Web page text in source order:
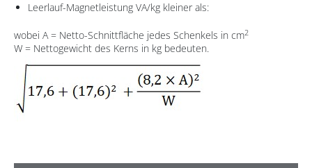
Leerlauf-Magnetleistung VA/kg kleiner als:
wobei A = Netto-Schnittfläche jedes Schenkels in cm2
W = Nettogewicht des Kerns in kg bedeuten.